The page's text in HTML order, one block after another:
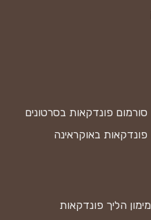
מימון הליך פונדקאות
סורמום פונדקאות בסרטונים
פונדקאות באוקראינה